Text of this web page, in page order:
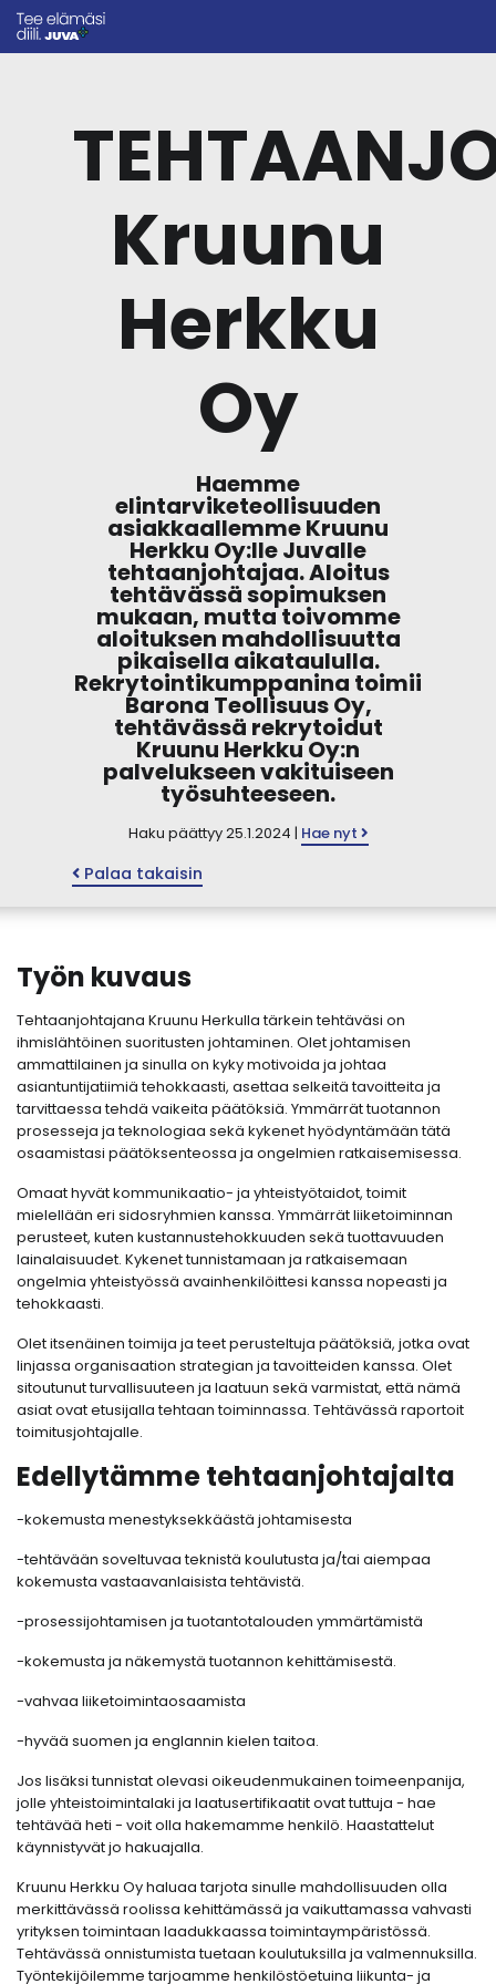
Kruunu
Herkku
Oy
Haemme
elintarviketeollisuuden
asiakkaallemme Kruunu
Herkku Oy:lle Juvalle
tehtaanjohtajaa. Aloitus
tehtävässä sopimuksen
mukaan, mutta toivomme
aloituksen mahdollisuutta
pikaisella aikataululla.
Rekrytointikumppanina toimii
Barona Teollisuus Oy,
tehtävässä rekrytoidut
Kruunu Herkku Oy:n
palvelukseen vakituiseen
työsuhteeseen.
Haku päättyy 25.1.2024 | Hae nyt
Palaa takaisin
Työn kuvaus
Tehtaanjohtajana Kruunu Herkulla tärkein tehtäväsi on
ihmislähtöinen suoritusten johtaminen. Olet johtamisen
ammattilainen ja sinulla on kyky motivoida ja johtaa
asiantuntijatiimiä tehokkaasti, asettaa selkeitä tavoitteita ja
tarvittaessa tehdä vaikeita päätöksiä. Ymmärrät tuotannon
prosesseja ja teknologiaa sekä kykenet hyödyntämään tätä
osaamistasi päätöksenteossa ja ongelmien ratkaisemisessa.
Omaat hyvät kommunikaatio- ja yhteistyötaidot, toimit
mielellään eri sidosryhmien kanssa. Ymmärrät liiketoiminnan
perusteet, kuten kustannustehokkuuden sekä tuottavuuden
lainalaisuudet. Kykenet tunnistamaan ja ratkaisemaan
ongelmia yhteistyössä avainhenkilöittesi kanssa nopeasti ja
tehokkaasti.
Olet itsenäinen toimija ja teet perusteltuja päätöksiä, jotka ovat
linjassa organisaation strategian ja tavoitteiden kanssa. Olet
sitoutunut turvallisuuteen ja laatuun sekä varmistat, että nämä
asiat ovat etusijalla tehtaan toiminnassa. Tehtävässä raportoit
toimitusjohtajalle.
Edellytämme tehtaanjohtajalta
-kokemusta menestyksekkäästä johtamisesta
-tehtävään soveltuvaa teknistä koulutusta ja/tai aiempaa
kokemusta vastaavanlaisista tehtävistä.
-prosessijohtamisen ja tuotantotalouden ymmärtämistä
-kokemusta ja näkemystä tuotannon kehittämisestä.
-vahvaa liiketoimintaosaamista
-hyvää suomen ja englannin kielen taitoa.
Jos lisäksi tunnistat olevasi oikeudenmukainen toimeenpanija,
jolle yhteistoimintalaki ja laatusertifikaatit ovat tuttuja - hae
tehtävää heti - voit olla hakemamme henkilö. Haastattelut
käynnistyvät jo hakuajalla.
Kruunu Herkku Oy haluaa tarjota sinulle mahdollisuuden olla
merkittävässä roolissa kehittämässä ja vaikuttamassa vahvasti
yrityksen toimintaan laadukkaassa toimintaympäristössä.
Tehtävässä onnistumista tuetaan koulutuksilla ja valmennuksilla.
Työntekijöilemme tarjoamme henkilöstöetuina liikunta- ja